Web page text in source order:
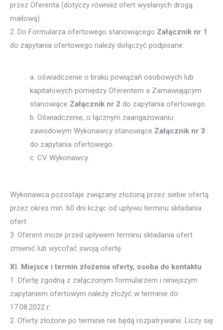
przez Oferenta (dotyczy również ofert wysłanych drogą
mailową).
2. Do Formularza ofertowego stanowiącego Załącznik nr 1
do zapytania ofertowego należy dołączyć podpisane:
a. oświadczenie o braku powiązań osobowych lub
kapitałowych pomiędzy Oferentem a Zamawiającym
stanowiące Załącznik nr 2 do zapytania ofertowego.
b. Oświadczenie, o łącznym zaangażowaniu
zawodowym Wykonawcy stanowiące Załącznik nr 3
do zapytania ofertowego.
c. CV Wykonawcy.
Wykonawca pozostaje związany złożoną przez siebie ofertą
przez okres min. 60 dni licząc od upływu terminu składania
ofert
3. Oferent może przed upływem terminu składania ofert
zmienić lub wycofać swoją ofertę.
XI. Miejsce i termin złożenia oferty, osoba do kontaktu
1. Ofertę zgodną z załączonym formularzem i niniejszym
zapytaniem ofertowym należy złożyć w terminie do
17.08.2022 r.
2. Oferty złożone po terminie nie będą rozpatrywane. Liczy się